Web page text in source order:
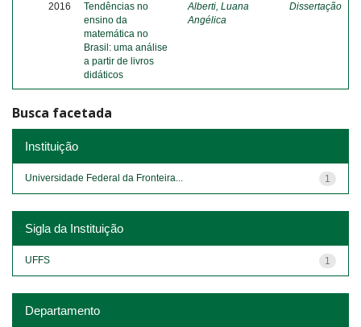
2016
Tendências no
ensino da
matemática no
Brasil: uma análise
a partir de livros
didáticos
Alberti, Luana
Angélica
Dissertação
Busca facetada
Instituição
1
Universidade Federal da Fronteira...
Sigla da Instituição
1
UFFS
Departamento